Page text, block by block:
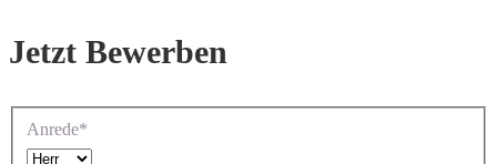
Jetzt Bewerben
Anrede*